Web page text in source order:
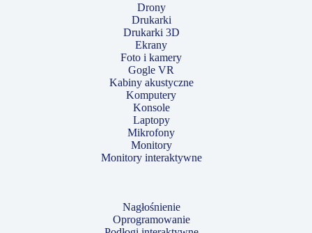
Drony
Drukarki
Drukarki 3D
Ekrany
Foto i kamery
Gogle VR
Kabiny akustyczne
Komputery
Konsole
Laptopy
Mikrofony
Monitory
Monitory interaktywne
Nagłośnienie
Oprogramowanie